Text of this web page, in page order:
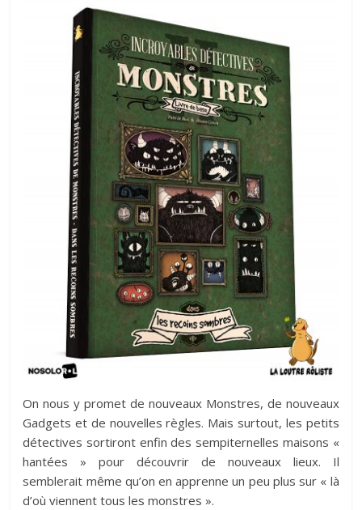
On nous y promet de nouveaux Monstres, de nouveaux
Gadgets et de nouvelles règles. Mais surtout, les petits
détectives sortiront enfin des sempiternelles maisons «
hantées » pour découvrir de nouveaux lieux. Il
semblerait même qu’on en apprenne un peu plus sur « là
d’où viennent tous les monstres ».